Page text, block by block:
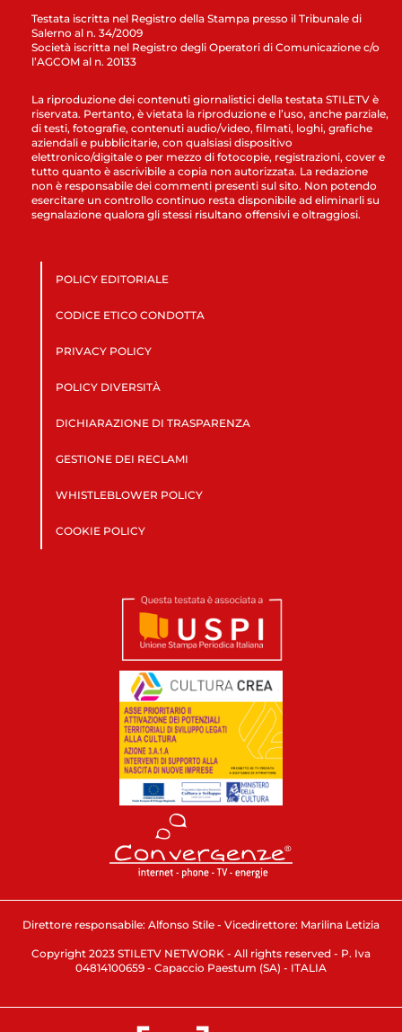
Testata iscritta nel Registro della Stampa presso il Tribunale di
Salerno al n. 34/2009
Società iscritta nel Registro degli Operatori di Comunicazione c/o
l’AGCOM al n. 20133
La riproduzione dei contenuti giornalistici della testata STILETV è
riservata. Pertanto, è vietata la riproduzione e l’uso, anche parziale,
di testi, fotografie, contenuti audio/video, filmati, loghi, grafiche
aziendali e pubblicitarie, con qualsiasi dispositivo
elettronico/digitale o per mezzo di fotocopie, registrazioni, cover e
tutto quanto è ascrivibile a copia non autorizzata. La redazione
non è responsabile dei commenti presenti sul sito. Non potendo
esercitare un controllo continuo resta disponibile ad eliminarli su
segnalazione qualora gli stessi risultano offensivi e oltraggiosi.
POLICY EDITORIALE
CODICE ETICO CONDOTTA
PRIVACY POLICY
POLICY DIVERSITÀ
DICHIARAZIONE DI TRASPARENZA
GESTIONE DEI RECLAMI
WHISTLEBLOWER POLICY
COOKIE POLICY
Direttore responsabile: Alfonso Stile - Vicedirettore: Marilina Letizia
Copyright 2023 STILETV NETWORK - All rights reserved - P. Iva
04814100659 - Capaccio Paestum (SA) - ITALIA